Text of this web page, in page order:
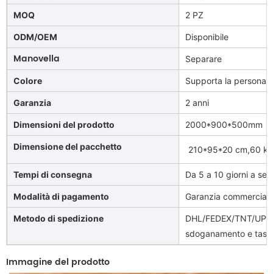
MOQ 2 PZ
ODM/OEM Disponibile
Manovella Separare
Colore Supporta la
Garanzia 2 anni
Dimensioni del prodotto 2000*900*500mm
Dimensione del pacchetto 210*95*20 cm,60 kg
Tempi di consegna Da 5 a 10 giorni a
Modalità di pagamento Garanzia
Metodo di spedizione
DHL/FEDEX/TNT/
sdoganamento e
Immagine del prodotto